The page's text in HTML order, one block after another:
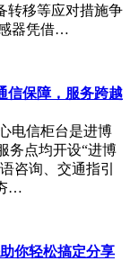
转移等应对措施争
器凭借…
信保障，服务跨越
电信柜台是进博
务点均开设“进博
咨询、交通指引
…
你轻松搞定分享